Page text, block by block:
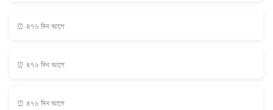
⏰ ৪৭৬ দিন আগে
⏰ ৪৭৬ দিন আগে
⏰ ৪৭৬ দিন আগে